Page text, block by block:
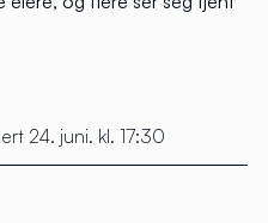
24. juni. kl. 17:30